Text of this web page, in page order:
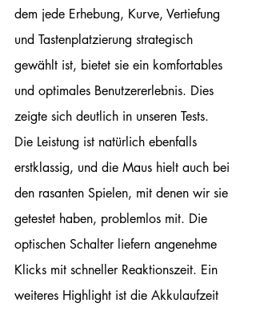
dem jede Erhebung, Kurve, Vertiefung
und Tastenplatzierung strategisch
gewählt ist, bietet sie ein komfortables
und optimales Benutzererlebnis. Dies
zeigte sich deutlich in unseren Tests.
Die Leistung ist natürlich ebenfalls
erstklassig, und die Maus hielt auch bei
den rasanten Spielen, mit denen wir sie
getestet haben, problemlos mit. Die
optischen Schalter liefern angenehme
Klicks mit schneller Reaktionszeit. Ein
weiteres Highlight ist die Akkulaufzeit